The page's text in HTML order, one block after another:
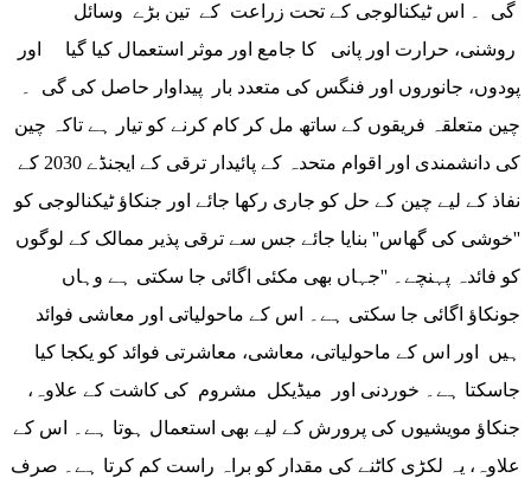
گی ۔ اس ٹیکنالوجی کے تحت زراعت کے تین بڑے وسائل
روشنی، حرارت اور پانی کا جامع اور موثر استعمال کیا گیا اور
پودوں، جانوروں اور فنگس کی متعدد بار پیداوار حاصل کی گی ۔
چین متعلقہ فریقوں کے ساتھ مل کر کام کرنے کو تیار ہے تاکہ چین
کی دانشمندی اور اقوام متحدہ کے پائیدار ترقی کے ایجنڈے 2030 کے
نفاذ کے لیے چین کے حل کو جاری رکھا جائے اور جنکاؤ ٹیکنالوجی کو
''خوشی کی گھاس'' بنایا جائے جس سے ترقی پذیر ممالک کے لوگوں
کو فائدہ پہنچے۔ ''جہاں بھی مکئی اگائی جا سکتی ہے وہاں
جونکاؤ اگائی جا سکتی ہے۔ اس کے ماحولیاتی اور معاشی فوائد
ہیں اور اس کے ماحولیاتی، معاشی، معاشرتی فوائد کو یکجا کیا
جاسکتا ہے۔ خوردنی اور میڈیکل مشروم کی کاشت کے علاوہ،
جنکاؤ مویشیوں کی پرورش کے لیے بھی استعمال ہوتا ہے۔ اس کے
علاوہ، یہ لکڑی کاٹنے کی مقدار کو براہ راست کم کرتا ہے۔ صرف